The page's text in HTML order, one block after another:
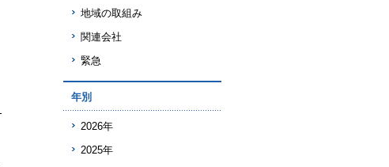
地域の取組み
関連会社
緊急
年別
2026年
2025年